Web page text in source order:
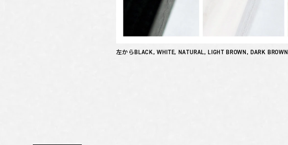
左からBLACK, WHITE, NATURAL, LIGHT BROWN, DARK BROWN